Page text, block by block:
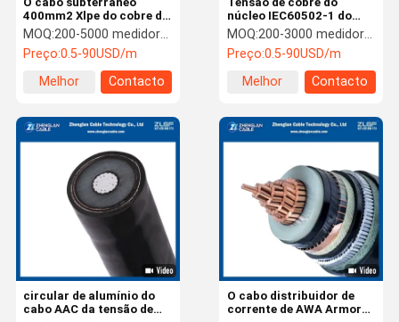
Produtos
Excursão Da
Fábrica
núcleo IEC60502-1 do
Pvc dos cabos isolados
630mm2 de Xlpe única
baixa
MOQ:200-3000 medidores
Preço:0.5-90USD/m
Melhor
Contacto
400mm2 Xlpe do cobre de
Lszh isolou o poder
IEC60502-1
MOQ:200-5000 medidores dependem do tamanho de seção transversal nominal
Preço:0.5-90USD/m
Melhor
Contacto
O cabo distribuidor de
corrente de AWA Armored
circular de alumínio do
cabo AAC da tensão de